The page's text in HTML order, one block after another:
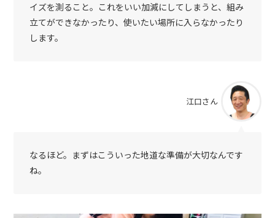
イズを測ること。これをいい加減にしてしまうと、組み
立てができなかったり、使いたい場所に入らなかったり
します。
江口さん
なるほど。まずはこういった地道な準備が大切なんです
ね。